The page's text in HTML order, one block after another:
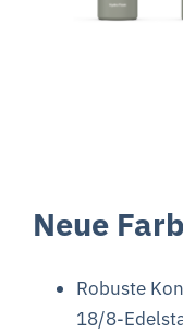
Neue
Robuste
18/8-